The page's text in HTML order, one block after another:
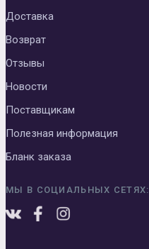
Доставка
Возврат
Отзывы
Новости
Поставщикам
Полезная информация
Бланк заказа
МЫ В СОЦИАЛЬНЫХ СЕТЯХ: